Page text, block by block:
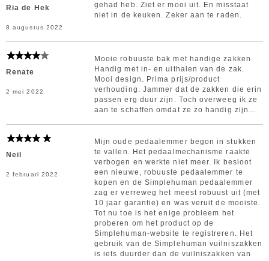
Ria de Hek
8 augustus 2022
gehad heb. Ziet er mooi uit. En misstaat
niet in de keuken. Zeker aan te raden.
Renate
2 mei 2022
Mooie robuuste bak met handige zakken.
Handig met in- en uithalen van de zak.
Mooi design. Prima prijs/product
verhouding. Jammer dat de zakken die erin
passen erg duur zijn. Toch overweeg ik ze
aan te schaffen omdat ze zo handig zijn…
Neil
2 februari 2022
Mijn oude pedaalemmer begon in stukken
te vallen. Het pedaalmechanisme raakte
verbogen en werkte niet meer. Ik besloot
een nieuwe, robuuste pedaalemmer te
kopen en de Simplehuman pedaalemmer
zag er verreweg het meest robuust uit (met
10 jaar garantie) en was veruit de mooiste.
Tot nu toe is het enige probleem het
proberen om het product op de
Simplehuman-website te registreren. Het
gebruik van de Simplehuman vuilniszakken
is iets duurder dan de vuilniszakken van